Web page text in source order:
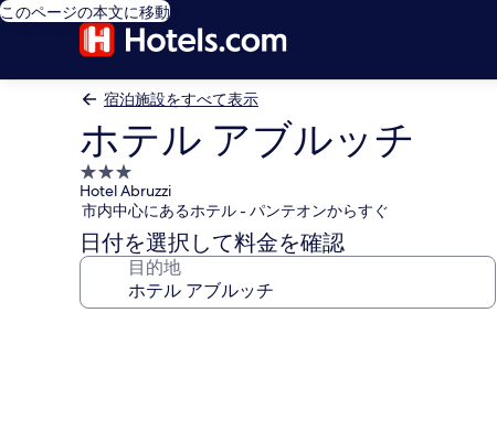
このページの本文に移動
宿泊施設をすべて表示
ホテル アブルッチ
3.0
つ
星
宿
泊
Hotel Abruzzi
市内中心にあるホテル - パンテオンからすぐ
日付を選択して料金を確認
目的地